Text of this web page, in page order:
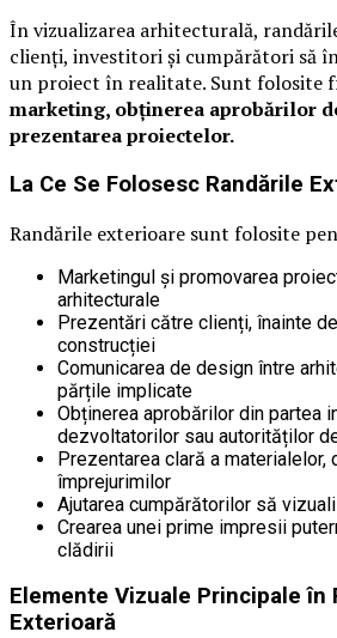
În vizualizarea arhitecturală,
clienți, investitori și cumpărători să
un proiect în realitate. Sunt folosite
marketing, obținerea aprobărilor
prezentarea proiectelor.
La Ce Se Folosesc Randările
Randările exterioare sunt folosite
Marketingul și promovarea
arhitecturale
Prezentări către clienți, înainte
construcției
Comunicarea de design între
părțile implicate
Obținerea aprobărilor din partea
dezvoltatorilor sau autorităților
Prezentarea clară a
împrejurimilor
Ajutarea cumpărătorilor să
Crearea unei prime impresii
clădirii
Elemente Vizuale Principale în
Exterioară